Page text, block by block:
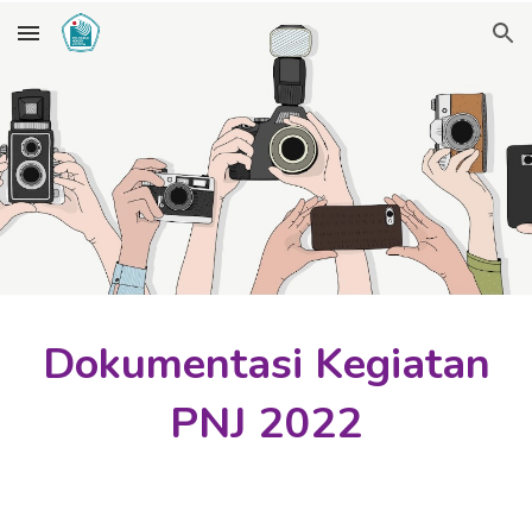
Skip to main content Skip to navigation
Dokumentasi Kegiatan
PNJ 2022